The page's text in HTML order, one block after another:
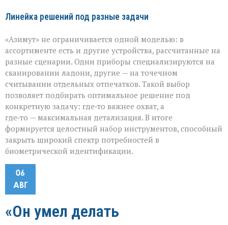
Линейка решений под разные задачи
«Азимут» не ограничивается одной моделью: в
ассортименте есть и другие устройства, рассчитанные на
разные сценарии. Одни приборы специализируются на
сканировании ладони, другие — на точечном
считывании отдельных отпечатков. Такой выбор
позволяет подбирать оптимальное решение под
конкретную задачу: где‑то важнее охват, а
где‑то — максимальная детализация. В итоге
формируется целостный набор инструментов, способный
закрыть широкий спектр потребностей в
биометрической идентификации.
06
АВГ
«Он умел делать